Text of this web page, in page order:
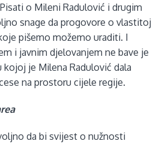
o Mileni Radulović i drugim
snage da progovore o vlastitoj
pišemo možemo uraditi. I
i javnim djelovanjem ne bave je
je Milena Radulović dala
na prostoru cijele regije.
da bi svijest o nužnosti